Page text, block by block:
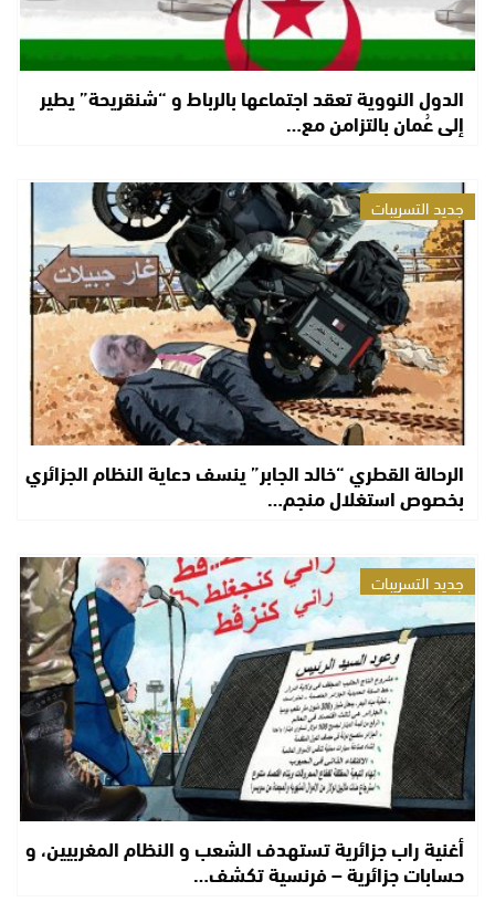
الدول النووية تعقد اجتماعها بالرباط و “شنقريحة” يطير
إلى عُمان بالتزامن مع…
جديد التسريبات
الرحالة القطري “خالد الجابر” ينسف دعاية النظام الجزائري
بخصوص استغلال منجم…
جديد التسريبات
أغنية راب جزائرية تستهدف الشعب و النظام المغربيين، و
حسابات جزائرية – فرنسية تكشف…